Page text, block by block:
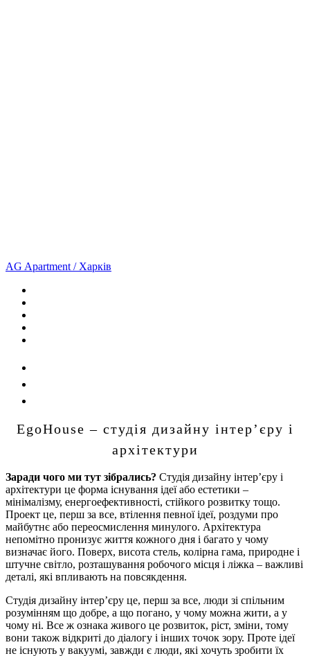
AG Apartment / Харків
EgoHouse – студія дизайну інтер’єру і
архітектури
Заради чого ми тут зібрались? Студія дизайну інтер’єру і
архітектури це форма існування ідеї або естетики –
мінімалізму, енергоефективності, стійкого розвитку тощо.
Проект це, перш за все, втілення певної ідеї, роздуми про
майбутнє або переосмислення минулого. Архітектура
непомітно пронизує життя кожного дня і багато у чому
визначає його. Поверх, висота стель, колірна гама, природне і
штучне світло, розташування робочого місця і ліжка – важливі
деталі, які впливають на повсякдення.
Студія дизайну інтер’єру це, перш за все, люди зі спільним
розумінням що добре, а що погано, у чому можна жити, а у
чому ні. Все ж ознака живого це розвиток, ріст, зміни, тому
вони також відкриті до діалогу і інших точок зору. Проте ідеї
не існують у вакуумі, завжди є люди, які хочуть зробити їх